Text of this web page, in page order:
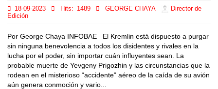
18-09-2023 Hits: 1489 GEORGE CHAYA
Director de
Edición
Por George Chaya INFOBAE El Kremlin está dispuesto a purgar
sin ninguna benevolencia a todos los disidentes y rivales en la
lucha por el poder, sin importar cuán influyentes sean. La
probable muerte de Yevgeny Prigozhin y las circunstancias que la
rodean en el misterioso “accidente” aéreo de la caída de su avión
aún genera conmoción y vario...